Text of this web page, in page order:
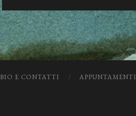
BIO E CONTATTI APPUNTAMENTI